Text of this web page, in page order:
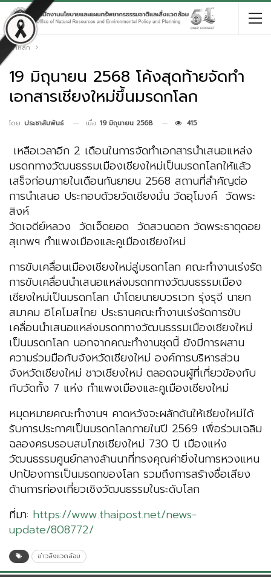
หน้าหลัก
19 มิถุนายน 2568 โค้งสุดท้ายจัดทำ
เอกสารเชียงใหม่ขึ้นมรดกโลก
โดย ประชาสัมพันธ์ เมื่อ 19 มิถุนายน 2568 415
เหลือเวลาอีก 2 เดือนในการจัดทำเอกสารนำเสนอแหล่ง
มรดกทางวัฒนธรรมเมืองเชียงใหม่เป็นมรดกโลกให้แล้ว
เสร็จก่อนภายในเดือนกันยายน 2568 สถานที่สำคัญต่อ
การนำเสนอ ประกอบด้วยวัดเชียงมั่น วัดอุโมงค์ วัดพระ
สิงห์
วัดเจดีย์หลวง วัดเจ็ดยอด วัดสวนดอก วัดพระธาตุดอย
สุเทพฯ กำแพงเมืองและคูเมืองเชียงใหม่
การขับเคลื่อนเมืองเชียงใหม่สู่มรดกโลก คณะทำงานเร่งรัด
การขับเคลื่อนนำเสนอแหล่งมรดกทางวัฒนธรรมเมือง
เชียงใหม่เป็นมรดกโลก นำโดยนายบวรเวท รุ่งรุจี นายก
สมาคม อิโคโมสไทย ประธานคณะทำงานเร่งรัดการขับ
เคลื่อนนำเสนอแหล่งมรดกทางวัฒนธรรมเมืองเชียงใหม่
เป็นมรดกโลก นอกจากคณะทำงานชุดนี้ ยังมีการผสาน
ความร่วมมือกับจังหวัดเชียงใหม่ องค์การบริหารส่วน
จังหวัดเชียงใหม่ ชาวเชียงใหม่ ตลอดจนผู้ที่เกี่ยวข้องกับ
กับวัดทั้ง 7 แห่ง กำแพงเมืองและคูเมืองเชียงใหม่
หมุดหมายคณะทำงานฯ คาดหวังจะผลักดันให้เชียงใหม่ได้
รับการประกาศเป็นมรดกโลกภายในปี 2569 เพื่อร่วมเฉลิม
ฉลองครบรอบสมโภชเชียงใหม่ 730 ปี เมืองแห่ง
วัฒนธรรมศูนย์กลางล้านนาที่ทรงคุณค่ายิ่งในการหวงแหน
ปกป้องการเป็นมรดกของโลก รวมถึงการสร้างชื่อเสียง
ด้านการท่องเที่ยวเชิงวัฒนธรรมในระดับโลก
ที่มา: https://www.thaipost.net/news-
update/808772/
ข่าวสิ่งแวดล้อม